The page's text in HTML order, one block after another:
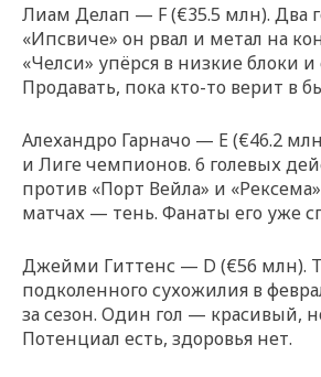
Лиам Делап — F (€35.5 млн). Два
«Ипсвиче» он рвал и метал на
«Челси» упёрся в низкие блоки и
Продавать, пока кто-то верит в
Алехандро Гарначо — E (€46.2
и Лиге чемпионов. 6 голевых
против «Порт Вейла» и
матчах — тень. Фанаты его уже
Джейми Гиттенс — D (€56 млн).
подколенного сухожилия в
за сезон. Один гол — красивый,
Потенциал есть, здоровья нет.